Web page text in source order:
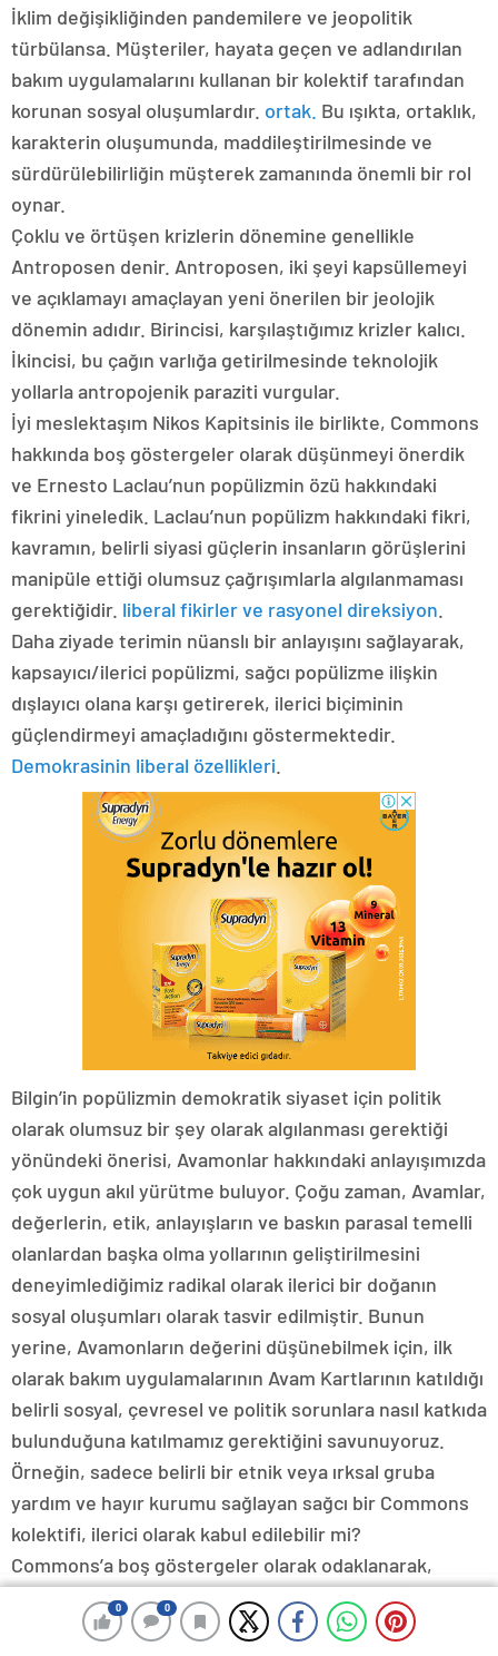
0 0
0 0
0 0
İklim değişikliğinden pandemilere ve jeopolitik
türbülansa. Müşteriler, hayata geçen ve adlandırılan
bakım uygulamalarını kullanan bir kolektif tarafından
korunan sosyal oluşumlardır. ortak. Bu ışıkta, ortaklık,
karakterin oluşumunda, maddileştirilmesinde ve
sürdürülebilirliğin müşterek zamanında önemli bir rol
oynar.
Çoklu ve örtüşen krizlerin dönemine genellikle
Antroposen denir. Antroposen, iki şeyi kapsüllemeyi
ve açıklamayı amaçlayan yeni önerilen bir jeolojik
dönemin adıdır. Birincisi, karşılaştığımız krizler kalıcı.
İkincisi, bu çağın varlığa getirilmesinde teknolojik
yollarla antropojenik paraziti vurgular.
İyi meslektaşım Nikos Kapitsinis ile birlikte, Commons
hakkında boş göstergeler olarak düşünmeyi önerdik
ve Ernesto Laclau’nun popülizmin özü hakkındaki
fikrini yineledik. Laclau’nun popülizm hakkındaki fikri,
kavramın, belirli siyasi güçlerin insanların görüşlerini
manipüle ettiği olumsuz çağrışımlarla algılanmaması
gerektiğidir. liberal fikirler ve rasyonel direksiyon
Daha ziyade terimin nüanslı bir anlayışını sağlayarak,
kapsayıcı/ilerici popülizmi, sağcı popülizme ilişkin
dışlayıcı olana karşı getirerek, ilerici biçiminin
güçlendirmeyi amaçladığını göstermektedir.
Demokrasinin liberal özellikleri
Bilgin’in popülizmin demokratik siyaset için politik
olarak olumsuz bir şey olarak algılanması gerektiği
yönündeki önerisi, Avamonlar hakkındaki anlayışımızda
çok uygun akıl yürütme buluyor. Çoğu zaman, Avamlar,
değerlerin, etik, anlayışların ve baskın parasal temelli
olanlardan başka olma yollarının geliştirilmesini
deneyimlediğimiz radikal olarak ilerici bir doğanın
sosyal oluşumları olarak tasvir edilmiştir. Bunun
yerine, Avamonların değerini düşünebilmek için, ilk
olarak bakım uygulamalarının Avam Kartlarının katıldığı
belirli sosyal, çevresel ve politik sorunlara nasıl katkıda
bulunduğuna katılmamız gerektiğini savunuyoruz.
Örneğin, sadece belirli bir etnik veya ırksal gruba
yardım ve hayır kurumu sağlayan sağcı bir Commons
kolektifi, ilerici olarak kabul edilebilir mi?
Commons’a boş göstergeler olarak odaklanarak,
makalemizle iki şeyi aydınlatmayı amaçladık. İlk olarak,
müştereklerin dağınık doğasını, hayatımızı damgalayan